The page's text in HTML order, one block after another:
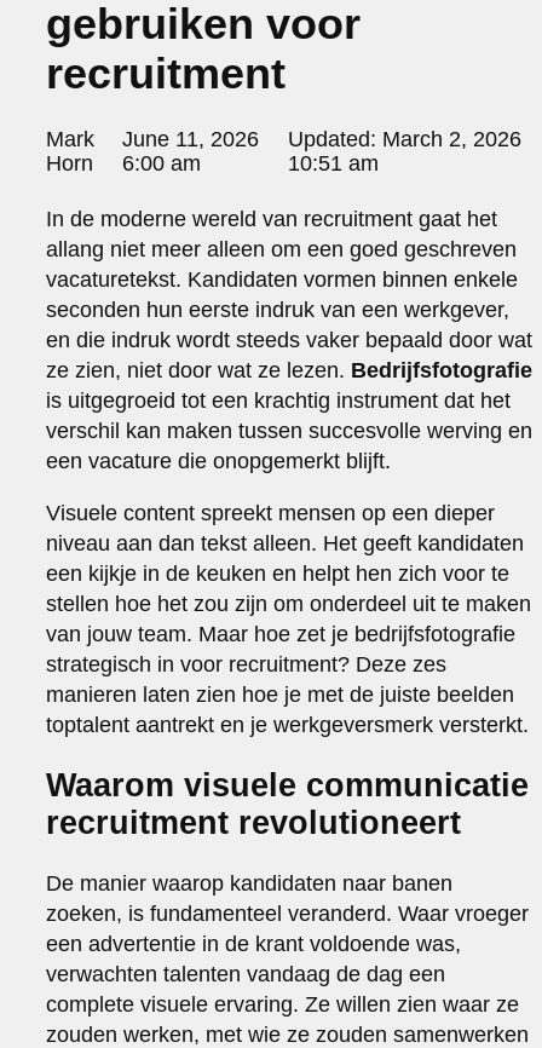
portraits 2
portraits 3
fd gazellen 2014
sanoma view 2014 – annual report
het zuiderlicht
thomas van luyn
parool christmas special
editorial
travel
commercial
fashion
contact
info@markhorn.nl
+31650600601
about
gebruiken voor
recruitment
Posted
by:
Mark
Horn
June 11, 2026
6:00 am
Updated: March 2, 2026
10:51 am
In de moderne wereld van recruitment gaat het
allang niet meer alleen om een goed geschreven
vacaturetekst. Kandidaten vormen binnen enkele
seconden hun eerste indruk van een werkgever,
en die indruk wordt steeds vaker bepaald door wat
ze zien, niet door wat ze lezen. Bedrijfsfotografie
is uitgegroeid tot een krachtig instrument dat het
verschil kan maken tussen succesvolle werving en
een vacature die onopgemerkt blijft.
Visuele content spreekt mensen op een dieper
niveau aan dan tekst alleen. Het geeft kandidaten
een kijkje in de keuken en helpt hen zich voor te
stellen hoe het zou zijn om onderdeel uit te maken
van jouw team. Maar hoe zet je bedrijfsfotografie
strategisch in voor recruitment? Deze zes
manieren laten zien hoe je met de juiste beelden
toptalent aantrekt en je werkgeversmerk versterkt.
Waarom visuele communicatie
recruitment revolutioneert
De manier waarop kandidaten naar banen
zoeken, is fundamenteel veranderd. Waar vroeger
een advertentie in de krant voldoende was,
verwachten talenten vandaag de dag een
complete visuele ervaring. Ze willen zien waar ze
zouden werken, met wie ze zouden samenwerken